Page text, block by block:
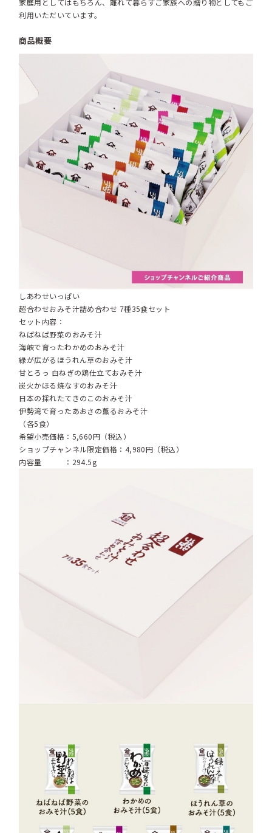
家庭用としてはもちろん、離れて暮らすご家族への贈り物としてもご
利用いただいています。
商品概要
しあわせいっぱい
超合わせおみそ汁詰め合わせ 7種35食セット
セット内容：
ねばねば野菜のおみそ汁
海峡で育ったわかめのおみそ汁
緑が広がるほうれん草のおみそ汁
甘とろっ 白ねぎの鶏仕立ておみそ汁
炭火かほる焼なすのおみそ汁
日本の採れたてきのこのおみそ汁
伊勢湾で育ったあおさの薫るおみそ汁
（各5食）
希望小売価格：5,660円（税込）
ショップチャンネル限定価格：4,980円（税込）
内容量 ：294.5g